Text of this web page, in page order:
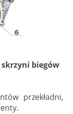
biegów
przekładni,